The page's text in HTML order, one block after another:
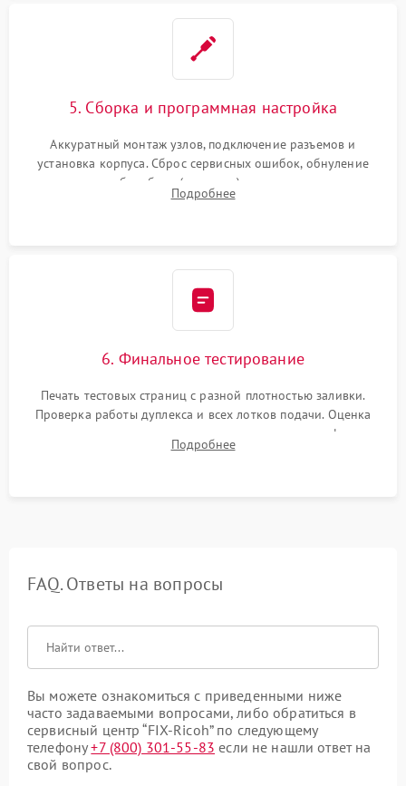
5. Сборка и программная настройка
Аккуратный монтаж узлов, подключение разъемов и
установка корпуса. Сброс сервисных ошибок, обнуление
счетчиков абсорбера (памперса) или узла переноса,
обновление прошивки и программная калибровка аппарата.
Подробнее
6. Финальное тестирование
Печать тестовых страниц с разной плотностью заливки.
Проверка работы дуплекса и всех лотков подачи. Оценка
качества запекания тонера и полное отсутствие дефектов
изображения перед выдачей готового устройства.
Подробнее
FAQ. Ответы на вопросы
Вы можете ознакомиться с приведенными ниже
часто задаваемыми вопросами, либо обратиться в
сервисный центр “FIX-Ricoh” по следующему
телефону+7 (800) 301-55-83 если не нашли ответ на
свой вопрос.